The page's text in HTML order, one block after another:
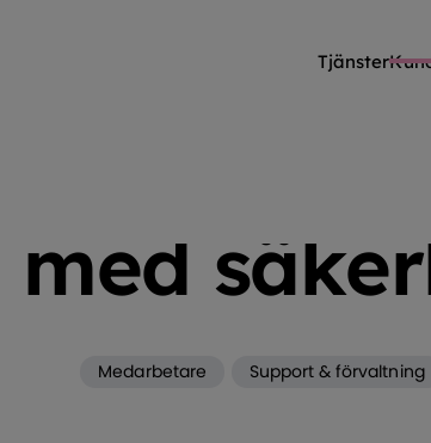
Tjänster
Medarbetare Support & förvaltning